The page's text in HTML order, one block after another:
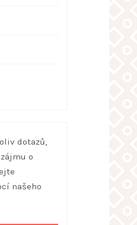
dotazů,
o
našeho